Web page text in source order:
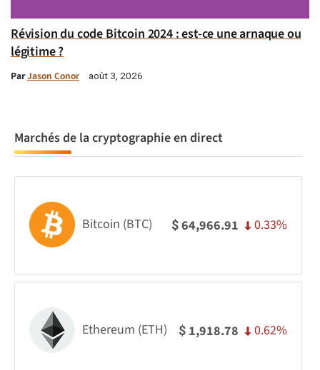
Révision du code Bitcoin 2024 : est-ce une arnaque ou
légitime ?
ParJason Conor août 3, 2026
Marchés de la cryptographie en direct
Bitcoin (BTC) $64,966.91 0.33%
Ethereum (ETH) $ 1,918.78 0.62%